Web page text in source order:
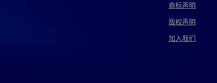
灵猴电子取证
美国电子取证
商标声明
版权声明
加入我们